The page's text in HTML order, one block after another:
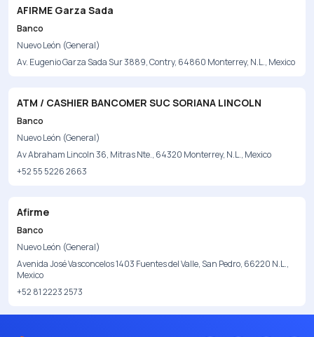
AFIRME Garza Sada
Banco
Nuevo León (General)
Av. Eugenio Garza Sada Sur 3889, Contry, 64860 Monterrey, N.L., Mexico
ATM / CASHIER BANCOMER SUC SORIANA LINCOLN
Banco
Nuevo León (General)
Av Abraham Lincoln 36, Mitras Nte., 64320 Monterrey, N.L., Mexico
+52 55 5226 2663
Afirme
Banco
Nuevo León (General)
Avenida José Vasconcelos 1403 Fuentes del Valle, San Pedro, 66220 N.L.,
Mexico
+52 81 2223 2573